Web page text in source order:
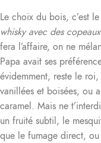
Le choix du bois, c’est
whisky avec des copeaux
fera l’affaire, on ne
Papa avait ses
évidemment, reste le
vanillées et boisées, ou
caramel. Mais ne
un fruité subtil, le
que le fumage direct,